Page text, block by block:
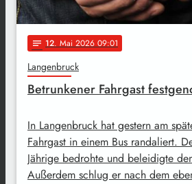
notes 12. Mai 2026 09:01
Langenbruck
Betrunkener Fahrgast
In Langenbruck hat gestern am
Fahrgast in einem Bus randaliert.
Jährige bedrohte und beleidigte
Außerdem schlug er nach dem